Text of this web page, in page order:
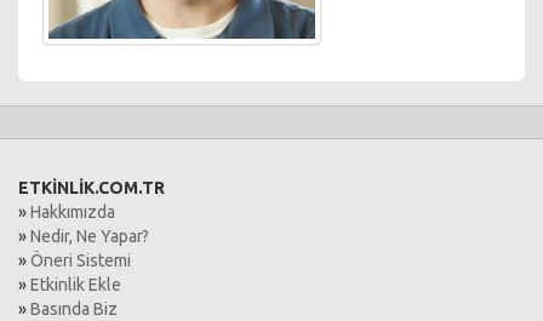
ETKİNLİK.COM.TR
»Hakkımızda
»Nedir, Ne Yapar?
»Öneri Sistemi
»Etkinlik Ekle
»Basında Biz